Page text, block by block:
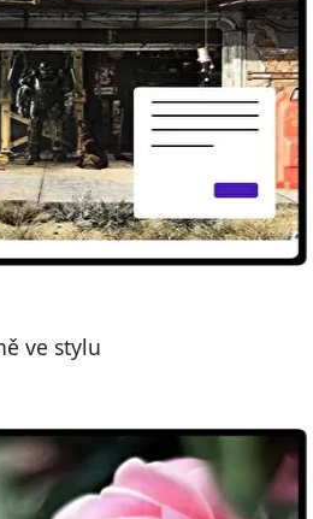
ve stylu